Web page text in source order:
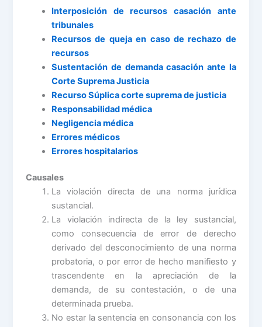
Interposición de recursos casación ante
tribunales
Recursos de queja en caso de rechazo de
recursos
Sustentación de demanda casación ante la
Corte Suprema Justicia
Recurso Súplica corte suprema de justicia
Responsabilidad médica
Negligencia médica
Errores médicos
Errores hospitalarios
Causales
La violación directa de una norma jurídica
sustancial.
La violación indirecta de la ley sustancial,
como consecuencia de error de derecho
derivado del desconocimiento de una norma
probatoria, o por error de hecho manifiesto y
trascendente en la apreciación de la
demanda, de su contestación, o de una
determinada prueba.
No estar la sentencia en consonancia con los